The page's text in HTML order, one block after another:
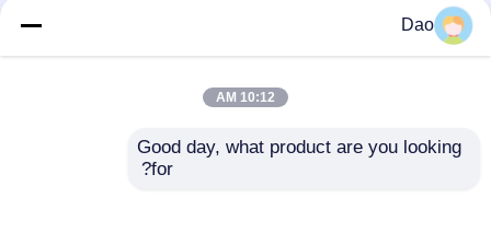
كاميرا فحص العمود
التلسكوبي لنظام فحص
الصرف مياه العواصف
Dao
10:12 AM
Good day, what product are you looking
for?